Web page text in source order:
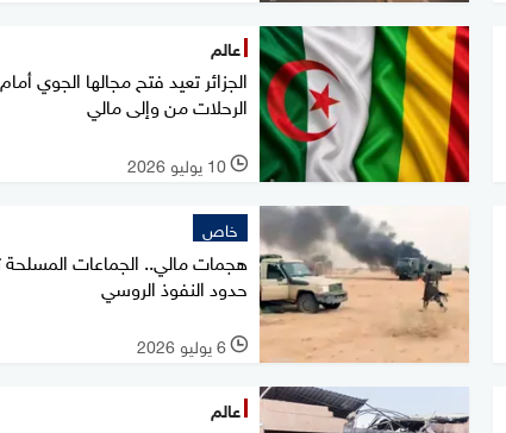
عالم
الجزائر تعيد فتح مجالها الجوي أمام
الرحلات من وإلى مالي
l 10 يوليو 2026
خاص
هجمات مالي.. الجماعات المسلحة
حدود النفوذ الروسي
l 6 يوليو 2026
عالم